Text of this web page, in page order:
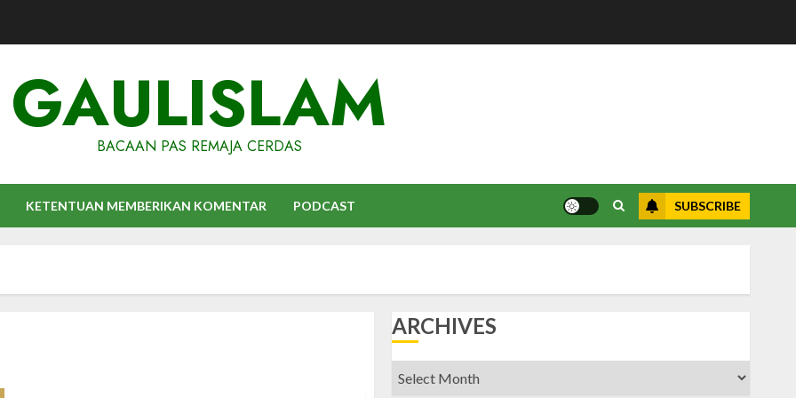
GAULISLAM
BACAAN PAS REMAJA CERDAS
KETENTUAN MEMBERIKAN KOMENTAR PODCAST SUBSCRIBE
ARCHIVES
Archives